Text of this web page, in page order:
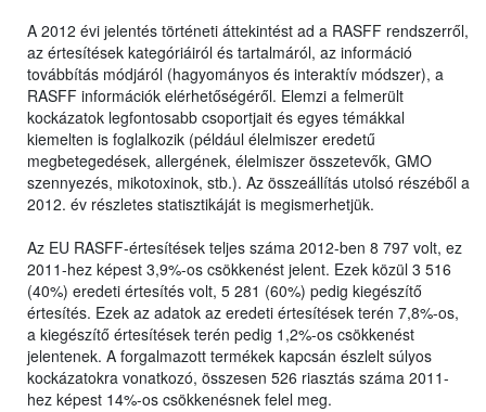
A 2012 évi jelentés történeti áttekintést ad a RASFF rendszerről,
az értesítések kategóriáiról és tartalmáról, az információ
továbbítás módjáról (hagyományos és interaktív módszer), a
RASFF információk elérhetőségéről. Elemzi a felmerült
kockázatok legfontosabb csoportjait és egyes témákkal
kiemelten is foglalkozik (például élelmiszer eredetű
megbetegedések, allergének, élelmiszer összetevők, GMO
szennyezés, mikotoxinok, stb.). Az összeállítás utolsó részéből a
2012. év részletes statisztikáját is megismerhetjük.
Az EU RASFF-értesítések teljes száma 2012-ben 8 797 volt, ez
2011-hez képest 3,9%-os csökkenést jelent. Ezek közül 3 516
(40%) eredeti értesítés volt, 5 281 (60%) pedig kiegészítő
értesítés. Ezek az adatok az eredeti értesítések terén 7,8%-os,
a kiegészítő értesítések terén pedig 1,2%-os csökkenést
jelentenek. A forgalmazott termékek kapcsán észlelt súlyos
kockázatokra vonatkozó, összesen 526 riasztás száma 2011-
hez képest 14%-os csökkenésnek felel meg.